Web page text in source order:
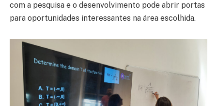
com a pesquisa e o desenvolvimento pode abrir portas
para oportunidades interessantes na área escolhida.